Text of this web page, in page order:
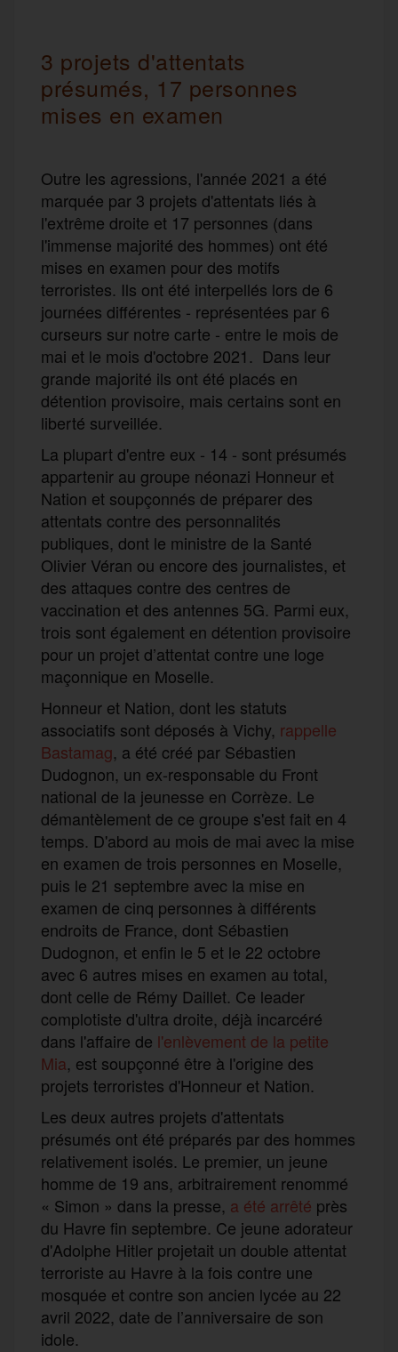
3 projets d'attentats
présumés, 17 personnes
mises en examen
Outre les agressions, l'année 2021 a été
marquée par 3 projets d'attentats liés à
l'extrême droite et 17 personnes (dans
l'immense majorité des hommes) ont été
mises en examen pour des motifs
terroristes. Ils ont été interpellés lors de 6
journées différentes - représentées par 6
curseurs sur notre carte - entre le mois de
mai et le mois d'octobre 2021. Dans leur
grande majorité ils ont été placés en
détention provisoire, mais certains sont en
liberté surveillée.
La plupart d'entre eux - 14 - sont présumés
appartenir au groupe néonazi Honneur et
Nation et soupçonnés de préparer des
attentats contre des personnalités
publiques, dont le ministre de la Santé
Olivier Véran ou encore des journalistes, et
des attaques contre des centres de
vaccination et des antennes 5G. Parmi eux,
trois sont également en détention provisoire
pour un projet d’attentat contre une loge
maçonnique en Moselle.
Honneur et Nation, dont les statuts
associatifs sont déposés à Vichy, rappelle
Bastamag, a été créé par Sébastien
Dudognon, un ex-responsable du Front
national de la jeunesse en Corrèze. Le
démantèlement de ce groupe s'est fait en 4
temps. D'abord au mois de mai avec la mise
en examen de trois personnes en Moselle,
puis le 21 septembre avec la mise en
examen de cinq personnes à différents
endroits de France, dont Sébastien
Dudognon, et enfin le 5 et le 22 octobre
avec 6 autres mises en examen au total,
dont celle de Rémy Daillet. Ce leader
complotiste d'ultra droite, déjà incarcéré
dans l'affaire de l'enlèvement de la petite
Mia, est soupçonné être à l'origine des
projets terroristes d'Honneur et Nation.
Les deux autres projets d'attentats
présumés ont été préparés par des hommes
relativement isolés. Le premier, un jeune
homme de 19 ans, arbitrairement renommé
« Simon » dans la presse, a été arrêté près
du Havre fin septembre. Ce jeune adorateur
d'Adolphe Hitler projetait un double attentat
terroriste au Havre à la fois contre une
mosquée et contre son ancien lycée au 22
avril 2022, date de l’anniversaire de son
idole.